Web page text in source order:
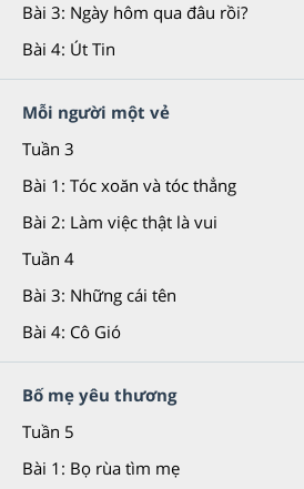
Bài 3: Ngày hôm qua đâu rồi?
Bài 4: Út Tin
Mỗi người một vẻ
Tuần 3
Bài 1: Tóc xoăn và tóc thẳng
Bài 2: Làm việc thật là vui
Tuần 4
Bài 3: Những cái tên
Bài 4: Cô Gió
Bố mẹ yêu thương
Tuần 5
Bài 1: Bọ rùa tìm mẹ